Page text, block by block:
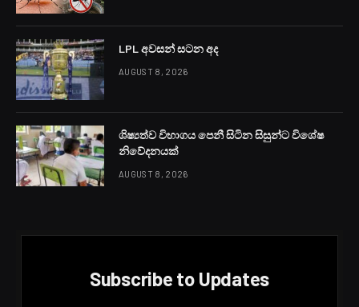
LPL අවසන් සටන අද
AUGUST 8, 2026
ශිෂ්‍යත්ව විභාගය පෙනී සිටින සිසුන්ට විශේෂ
නිවේදනයක්
AUGUST 8, 2026
Subscribe to Updates